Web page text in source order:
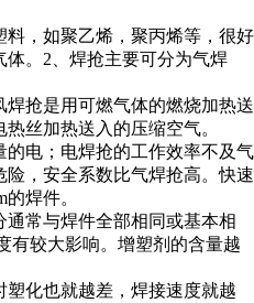
，如聚乙烯，聚丙烯等，很好
。2、焊抢主要可分为气焊
抢是用可燃气体的燃烧加热送
丝加热送入的压缩空气。
电；电焊抢的工作效率不及气
，安全系数比气焊抢高。快速
焊件。
常与焊件全部相同或基本相
有较大影响。增塑剂的含量越
化也就越差，焊接速度就越